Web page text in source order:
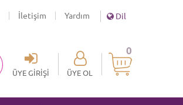
İletişim Yardım Dil
0
ÜYE GIRIŞI ÜYE OL